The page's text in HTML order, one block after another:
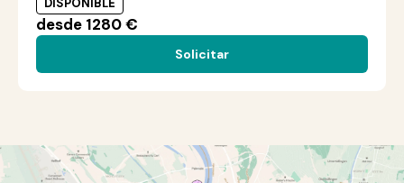
DISPONIBLE
desde 1280 €
Solicitar